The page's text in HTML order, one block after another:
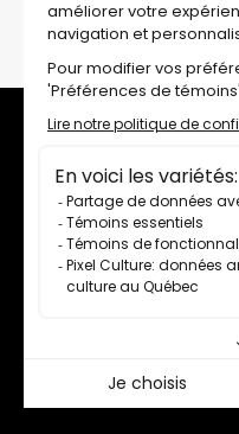
À propos
Équipe et
Conseil
Contact
Carrières